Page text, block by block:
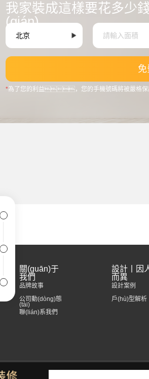
我家裝成這樣要花多少
(qián)
*為了您的利益，您的手機號碼將被嚴格保
關(guān)于
我們
品牌故事
公司動(dòng)態
(tài)
聯(lián)系我們
設計丨因
而異
設計案例
戶(hù)型解析